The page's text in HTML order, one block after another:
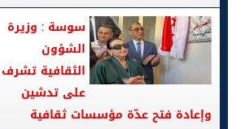
سوسة : وزيرة
الشؤون
الثقافية تشرف
على تدشين
وإعادة فتح عدّة مؤسسات ثقافية